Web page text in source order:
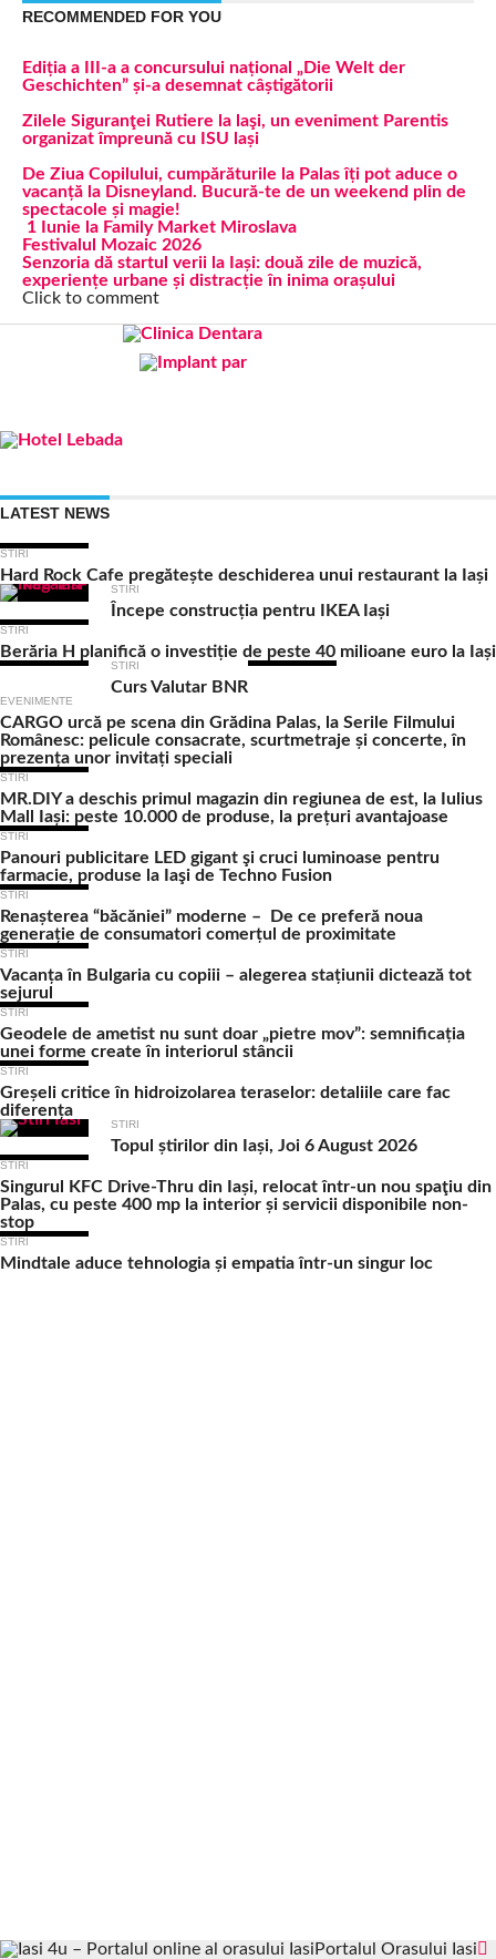
RECOMMENDED FOR YOU
Ediția a III-a a concursului național „Die Welt der
Geschichten” și-a desemnat câștigătorii
Zilele Siguranţei Rutiere la laşi, un eveniment Parentis
organizat împreună cu ISU lași
De Ziua Copilului, cumpărăturile la Palas îți pot aduce o
vacanță la Disneyland. Bucură-te de un weekend plin de
spectacole și magie!
1 Iunie la Family Market Miroslava
Festivalul Mozaic 2026
Senzoria dă startul verii la Iași: două zile de muzică,
experiențe urbane și distracție în inima orașului
Click to comment
LATEST NEWS
STIRI
Hard Rock Cafe pregătește deschiderea unui restaurant la Iași
STIRI
Începe construcția pentru IKEA Iași
STIRI
Berăria H planifică o investiție de peste 40 milioane euro la Iași
STIRI
Curs Valutar BNR
EVENIMENTE
CARGO urcă pe scena din Grădina Palas, la Serile Filmului
Românesc: pelicule consacrate, scurtmetraje și concerte, în
prezența unor invitați speciali
STIRI
MR.DIY a deschis primul magazin din regiunea de est, la Iulius
Mall Iași: peste 10.000 de produse, la prețuri avantajoase
STIRI
Panouri publicitare LED gigant şi cruci luminoase pentru
farmacie, produse la Iaşi de Techno Fusion
STIRI
Renașterea “băcăniei” moderne – De ce preferă noua
generație de consumatori comerțul de proximitate
STIRI
Vacanța în Bulgaria cu copiii – alegerea stațiunii dictează tot
sejurul
STIRI
Geodele de ametist nu sunt doar „pietre mov”: semnificația
unei forme create în interiorul stâncii
STIRI
Greșeli critice în hidroizolarea teraselor: detaliile care fac
diferența
STIRI
Topul știrilor din Iași, Joi 6 August 2026
STIRI
Singurul KFC Drive-Thru din Iași, relocat într-un nou spaţiu din
Palas, cu peste 400 mp la interior și servicii disponibile non-
stop
STIRI
Mindtale aduce tehnologia și empatia într-un singur loc
Portalul Orasului Iasi